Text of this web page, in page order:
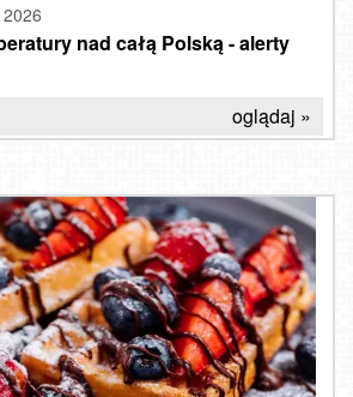
nad całą Polską - alerty
oglądaj »